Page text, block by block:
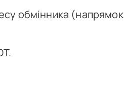
обмінника (напрямок